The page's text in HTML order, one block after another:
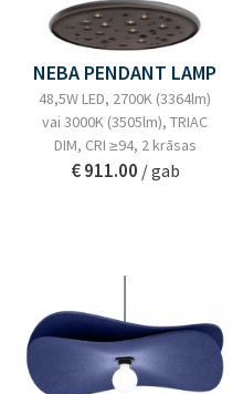
NEBA PENDANT LAMP
48,5W LED, 2700K (3364lm)
vai 3000K (3505lm), TRIAC
DIM, CRI ≥94, 2 krāsas
€ 911.00 / gab